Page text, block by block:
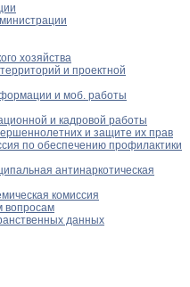
хозяйства
и проектной
и моб. работы
и кадровой работы
и защите их прав
по обеспечению профилактики
антинаркотическая
комиссия
вопросам
данных